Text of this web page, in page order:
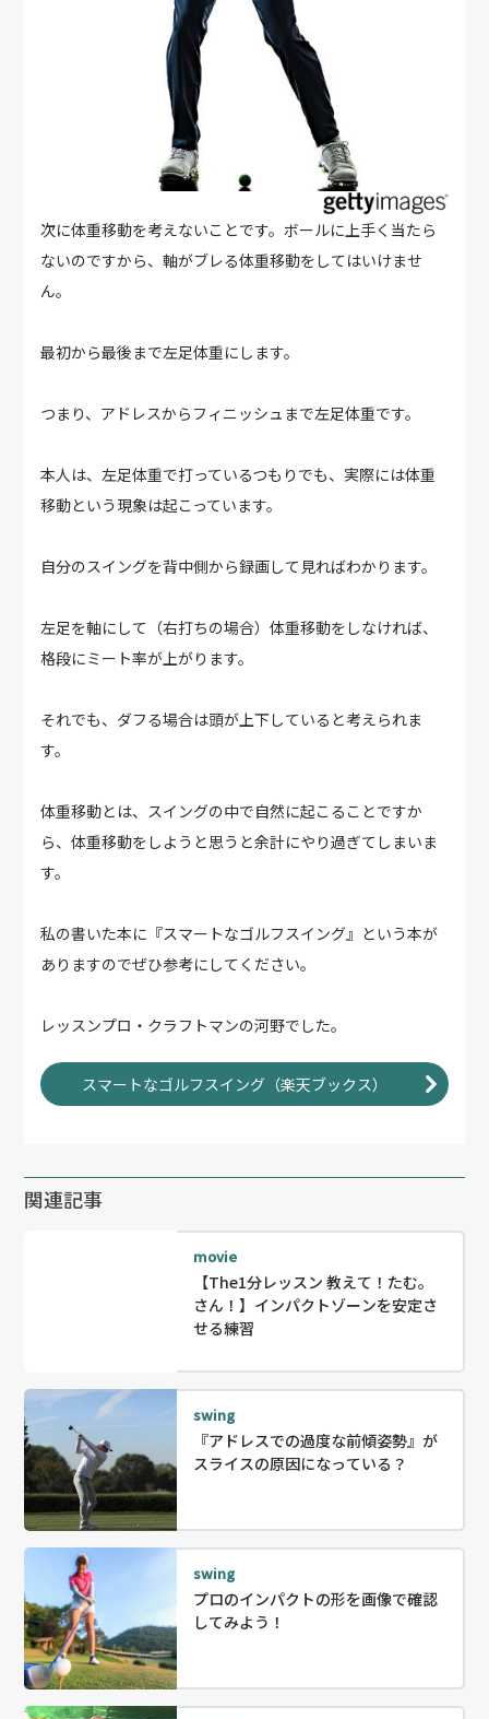
次に体重移動を考えないことです。ボールに上手く当たら
ないのですから、軸がブレる体重移動をしてはいけませ
ん。
最初から最後まで左足体重にします。
つまり、アドレスからフィニッシュまで左足体重です。
本人は、左足体重で打っているつもりでも、実際には体重
移動という現象は起こっています。
自分のスイングを背中側から録画して見ればわかります。
左足を軸にして（右打ちの場合）体重移動をしなければ、
格段にミート率が上がります。
それでも、ダフる場合は頭が上下していると考えられま
す。
体重移動とは、スイングの中で自然に起こることですか
ら、体重移動をしようと思うと余計にやり過ぎてしまいま
す。
私の書いた本に『スマートなゴルフスイング』という本が
ありますのでぜひ参考にしてください。
レッスンプロ・クラフトマンの河野でした。
スマートなゴルフスイング（楽天ブックス）
関連記事
movie
【The1分レッスン 教えて！たむ。
さん！】インパクトゾーンを安定さ
せる練習
swing
『アドレスでの過度な前傾姿勢』が
スライスの原因になっている？
swing
プロのインパクトの形を画像で確認
してみよう！